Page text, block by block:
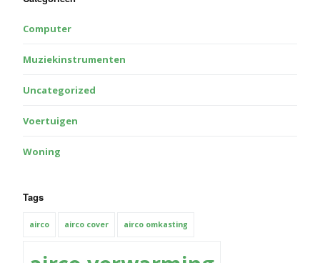
Computer
Muziekinstrumenten
Uncategorized
Voertuigen
Woning
Tags
airco airco cover airco omkasting